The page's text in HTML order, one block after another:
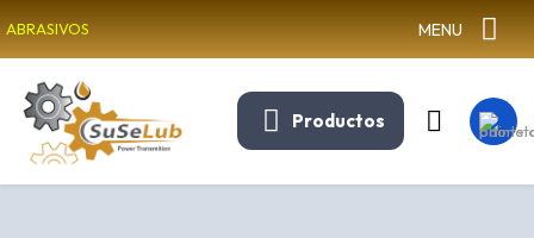
ABRASIVOS MENU
Productos